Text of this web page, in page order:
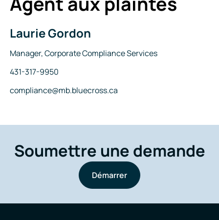
Nom
Laurie Gordon
Titre
Manager, Corporate Compliance Services
Téléphone
431-317-9950
Courriel
compliance@mb.bluecross.ca
Soumettre une demande
Démarrer